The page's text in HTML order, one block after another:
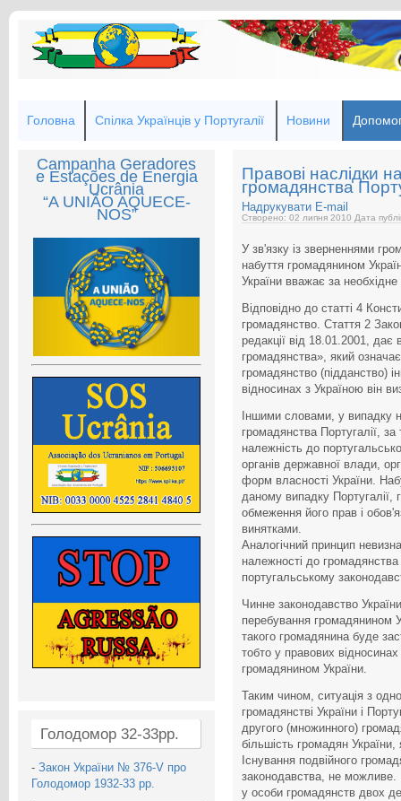
Головна Спілка Українців у Португалії Новини
Campanha Geradores
e Estações de Energia
Ucrânia
“A UNIÃO AQUECE-
NOS”
Голодомор 32-33рр.
- Закон України № 376-V про
Голодомор 1932-33 рр.
Правові наслідки
громадянства
Надрукувати E-mail
Створено: 02 липня 2010 Дата
У зв'язку із зверненнями
набуття громадянином
України вважає за
Відповідно до статті 4
громадянство. Стаття 2
редакції від 18.01.2001,
громадянства», який
громадянство (підданство)
відносинах з Україною він
Іншими словами, у випадку
громадянства Португалії,
належність до
органів державної влади,
форм власності України.
даному випадку Португалії,
обмеження його прав і
винятками.
Аналогічний принцип
належності до
португальському
Чинне законодавство
перебування громадянином
такого громадянина буде
тобто у правових
громадянином України.
Таким чином, ситуація з
громадянстві України і
другого (множинного)
більшість громадян
Існування подвійного
законодавства, не можливе.
у особи громадянств двох